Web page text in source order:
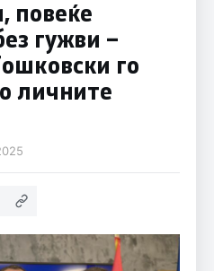
повеќе
гужви –
го
личните